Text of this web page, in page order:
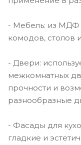
- Мебель: из МДФ
комодов, столов
- Двери:
межкомнатных
прочности и
разнообразные
- Фасады для
гладкие и